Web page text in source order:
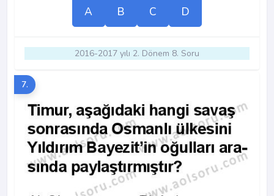
A B C D
2016-2017 yılı 2. Dönem 8. Soru
7.